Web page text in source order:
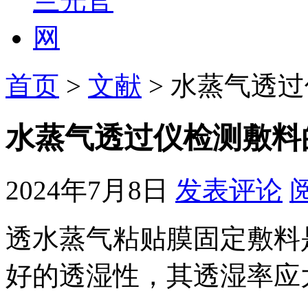
首页 > 文献 > 水蒸气透
水蒸气透过仪检测敷
2024年7月8日 发表评论
透水蒸气粘贴膜固定敷
好的透湿性，其透湿率